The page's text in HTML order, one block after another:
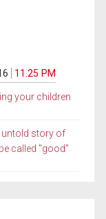
11.25 PM
your children
untold story of
called "good"